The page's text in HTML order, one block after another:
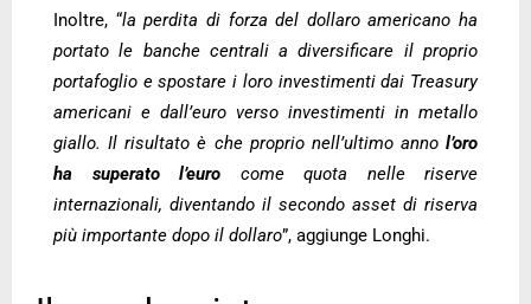
Inoltre, “la perdita di forza del dollaro americano ha
portato le banche centrali a diversificare il proprio
portafoglio e spostare i loro investimenti dai Treasury
americani e dall’euro verso investimenti in metallo
giallo. Il risultato è che proprio nell’ultimo anno l’oro
ha superato l’euro come quota nelle riserve
internazionali, diventando il secondo asset di riserva
più importante dopo il dollaro”, aggiunge Longhi.